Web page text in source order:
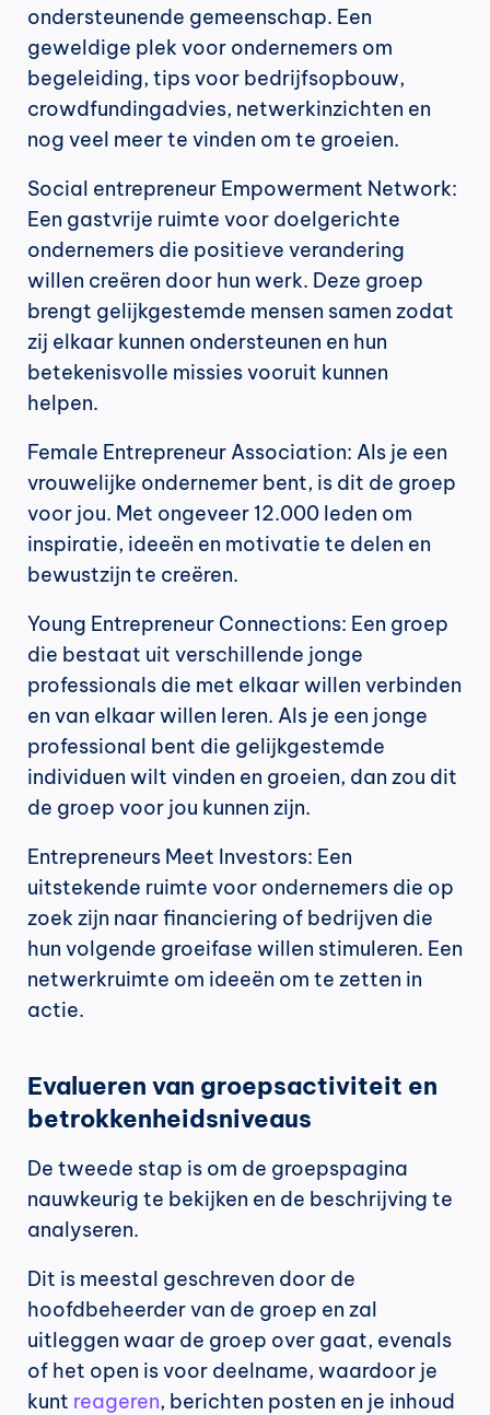
ondersteunende gemeenschap. Een
geweldige plek voor ondernemers om
begeleiding, tips voor bedrijfsopbouw,
crowdfundingadvies, netwerkinzichten en
nog veel meer te vinden om te groeien.
Social entrepreneur Empowerment Network:
Een gastvrije ruimte voor doelgerichte
ondernemers die positieve verandering
willen creëren door hun werk. Deze groep
brengt gelijkgestemde mensen samen zodat
zij elkaar kunnen ondersteunen en hun
betekenisvolle missies vooruit kunnen
helpen.
Female Entrepreneur Association: Als je een
vrouwelijke ondernemer bent, is dit de groep
voor jou. Met ongeveer 12.000 leden om
inspiratie, ideeën en motivatie te delen en
bewustzijn te creëren.
Young Entrepreneur Connections: Een groep
die bestaat uit verschillende jonge
professionals die met elkaar willen verbinden
en van elkaar willen leren. Als je een jonge
professional bent die gelijkgestemde
individuen wilt vinden en groeien, dan zou dit
de groep voor jou kunnen zijn.
Entrepreneurs Meet Investors: Een
uitstekende ruimte voor ondernemers die op
zoek zijn naar financiering of bedrijven die
hun volgende groeifase willen stimuleren. Een
netwerkruimte om ideeën om te zetten in
actie.
Evalueren van groepsactiviteit en
betrokkenheidsniveaus
De tweede stap is om de groepspagina
nauwkeurig te bekijken en de beschrijving te
analyseren.
Dit is meestal geschreven door de
hoofdbeheerder van de groep en zal
uitleggen waar de groep over gaat, evenals
of het open is voor deelname, waardoor je
kunt reageren, berichten posten en je inhoud